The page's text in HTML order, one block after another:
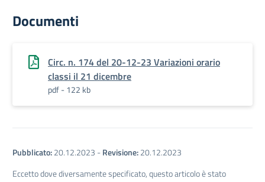
Documenti
Circ. n. 174 del 20-12-23 Variazioni orario
classi il 21 dicembre
pdf - 122 kb
Pubblicato:20.12.2023 -Revisione:20.12.2023
Eccetto dove diversamente specificato, questo articolo è stato